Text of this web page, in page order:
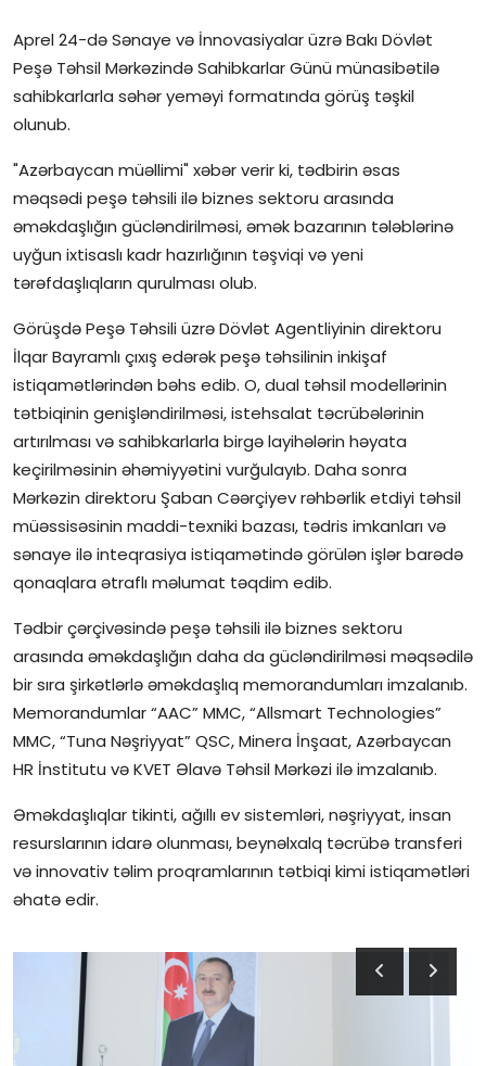
Pedaqogika
Regionlar
Qəzetin PDF arxivi
İctimai şura
Dünya
Aprel 24-də Sənaye və İnnovasiyalar üzrə Bakı Dövlət
Peşə Təhsil Mərkəzində Sahibkarlar Günü münasibətilə
sahibkarlarla səhər yeməyi formatında görüş təşkil
olunub.
"Azərbaycan müəllimi" xəbər verir ki, tədbirin əsas
məqsədi peşə təhsili ilə biznes sektoru arasında
əməkdaşlığın gücləndirilməsi, əmək bazarının tələblərinə
uyğun ixtisaslı kadr hazırlığının təşviqi və yeni
tərəfdaşlıqların qurulması olub.
Görüşdə Peşə Təhsili üzrə Dövlət Agentliyinin direktoru
İlqar Bayramlı çıxış edərək peşə təhsilinin inkişaf
istiqamətlərindən bəhs edib. O, dual təhsil modellərinin
tətbiqinin genişləndirilməsi, istehsalat təcrübələrinin
artırılması və sahibkarlarla birgə layihələrin həyata
keçirilməsinin əhəmiyyətini vurğulayıb. Daha sonra
Mərkəzin direktoru Şaban Cəərçiyev rəhbərlik etdiyi təhsil
müəssisəsinin maddi-texniki bazası, tədris imkanları və
sənaye ilə inteqrasiya istiqamətində görülən işlər barədə
qonaqlara ətraflı məlumat təqdim edib.
Tədbir çərçivəsində peşə təhsili ilə biznes sektoru
arasında əməkdaşlığın daha da gücləndirilməsi məqsədilə
bir sıra şirkətlərlə əməkdaşlıq memorandumları imzalanıb.
Memorandumlar “AAC” MMC, “Allsmart Technologies”
MMC, “Tuna Nəşriyyat” QSC, Minera İnşaat, Azərbaycan
HR İnstitutu və KVET Əlavə Təhsil Mərkəzi ilə imzalanıb.
Əməkdaşlıqlar tikinti, ağıllı ev sistemləri, nəşriyyat, insan
resurslarının idarə olunması, beynəlxalq təcrübə transferi
və innovativ təlim proqramlarının tətbiqi kimi istiqamətləri
əhatə edir.